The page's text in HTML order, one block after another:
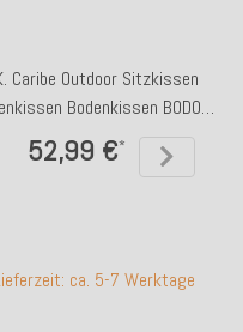
Caribe Outdoor Sitzkissen
Bodenkissen BODO
weiß col. 01
52,99 €*
ca. 5-7 Werktage